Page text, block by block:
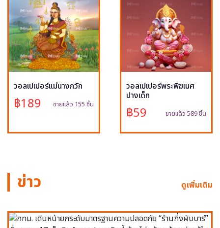
วอลเปเปอร์แม่นางกวัก
฿189 ขายแล้ว 155 ชิ้น
วอลเปเปอร์พระพิฆเนศ
ปางเด็ก
฿59 ขายแล้ว 589 ชิ้น
ข่าว ดูเพิ่มเติม